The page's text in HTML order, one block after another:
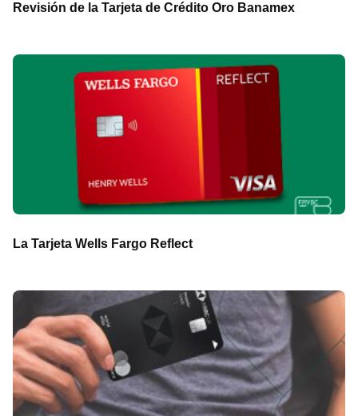
Revisión de la Tarjeta de Crédito Oro Banamex
La Tarjeta Wells Fargo Reflect